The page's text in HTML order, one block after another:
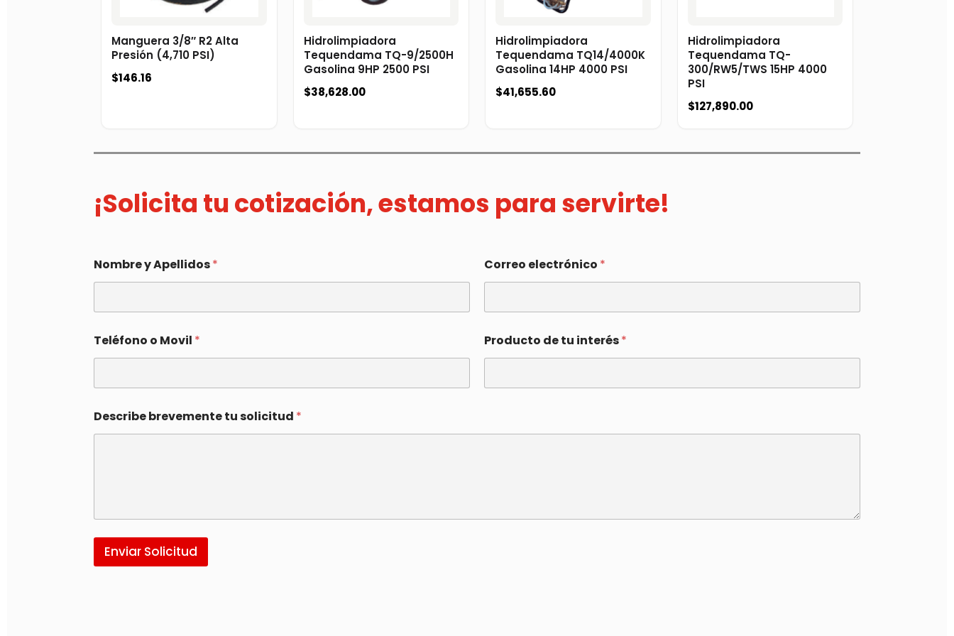
Manguera 3/8″ R2 Alta
Presión (4,710 PSI)
$146.16
Hidrolimpiadora
Tequendama TQ-9/2500H
Gasolina 9HP 2500 PSI
$38,628.00
Hidrolimpiadora
Tequendama TQ14/4000K
Gasolina 14HP 4000 PSI
$41,655.60
Hidrolimpiadora
Tequendama TQ-
300/RW5/TWS 15HP 4000
PSI
$127,890.00
¡Solicita tu cotización, estamos para servirte!
Nombre y Apellidos* Correo electrónico *
Teléfono o Movil * Producto de tu interés*
Describe brevemente tu solicitud *
Enviar Solicitud